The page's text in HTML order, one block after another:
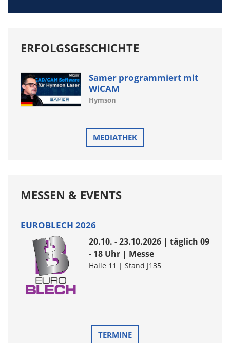
ERFOLGSGESCHICHTE
Samer programmiert mit
WiCAM
Hymson
MEDIATHEK
MESSEN & EVENTS
EUROBLECH 2026
20.10. - 23.10.2026 | täglich 09
- 18 Uhr | Messe
Halle 11 | Stand J135
TERMINE